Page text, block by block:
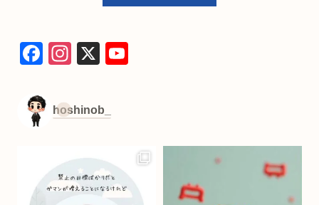
F
c
e
o
o
In
a
gr
m
X
b
e
hoshinob_